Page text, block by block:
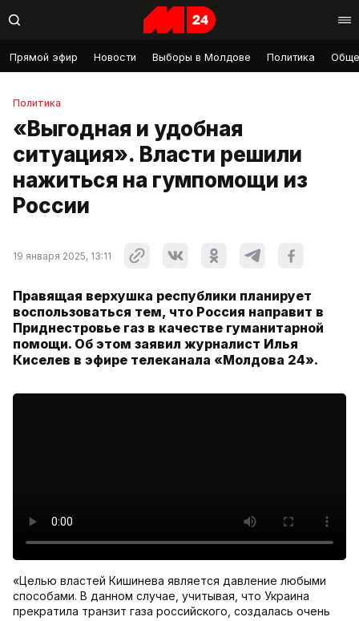
Прямой эфир Новости Выборы в Молдове Политика
Политика
«Выгодная и удобная
ситуация». Власти решили
нажиться на гумпомощи из
России
19 января 2025, 13:11
Правящая верхушка республики планирует
воспользоваться тем, что Россия направит в
Приднестровье газ в качестве гуманитарной
помощи. Об этом заявил журналист Илья
Киселев в эфире телеканала «Молдова 24».
«Целью властей Кишинева является давление любыми
способами. В данном случае, учитывая, что Украина
прекратила транзит газа российского, создалась очень